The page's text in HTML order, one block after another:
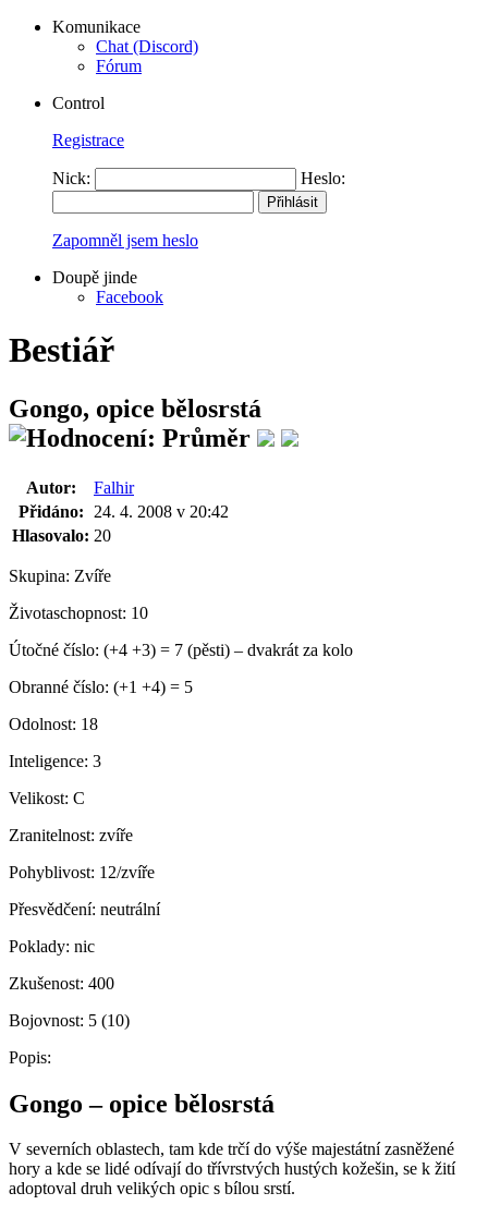
Komunikace
Chat (Discord)
Fórum
Control
Registrace
Nick: Heslo:
Zapomněl jsem heslo
Doupě jinde
Facebook
Bestiář
Gongo, opice bělosrstá
Autor:
Falhir
Přidáno:
24. 4. 2008 v 20:42
Hlasovalo: 20
Skupina: Zvíře
Životaschopnost: 10
Útočné číslo: (+4 +3) = 7 (pěsti) – dvakrát za kolo
Obranné číslo: (+1 +4) = 5
Odolnost: 18
Inteligence: 3
Velikost: C
Zranitelnost: zvíře
Pohyblivost: 12/zvíře
Přesvědčení: neutrální
Poklady: nic
Zkušenost: 400
Bojovnost: 5 (10)
Popis:
Gongo – opice bělosrstá
V severních oblastech, tam kde trčí do výše majestátní zasněžené
hory a kde se lidé odívají do třívrstvých hustých kožešin, se k žití
adoptoval druh velikých opic s bílou srstí.